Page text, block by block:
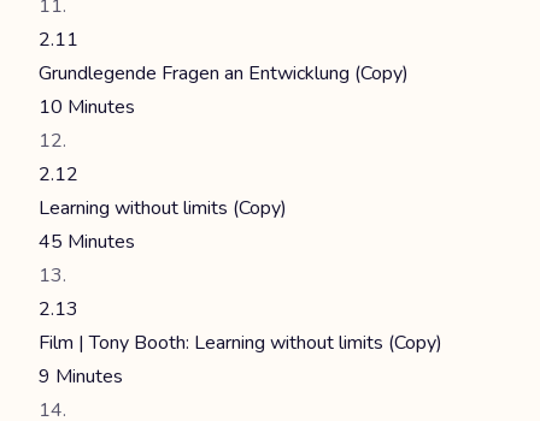
2.11
Grundlegende Fragen an Entwicklung (Copy)
10 Minutes
2.12
Learning without limits (Copy)
45 Minutes
2.13
Film | Tony Booth: Learning without limits (Copy)
9 Minutes